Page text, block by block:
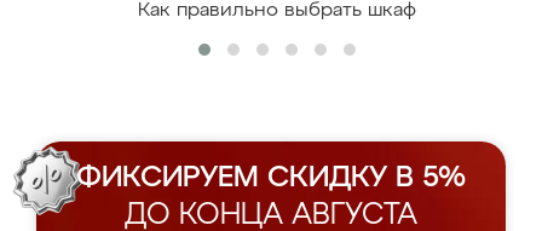
Как правильно выбрать шкаф
ФИКСИРУЕМ СКИДКУ В 5%
ДО КОНЦА АВГУСТА